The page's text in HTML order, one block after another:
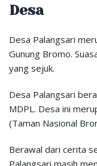
Desa
Desa Palangsari
Gunung Bromo.
yang sejuk.
Desa Palangsari
MDPL. Desa ini
(Taman Nasional
Berawal dari cerita